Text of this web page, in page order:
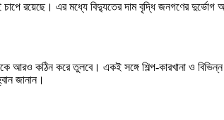
রয়েছে। এর মধ্যে বিদ্যুতের দাম বৃদ্ধি জনগণের দুর্ভোগ
কঠিন করে তুলবে। একই সঙ্গে শিল্প-কারখানা ও
জানান।